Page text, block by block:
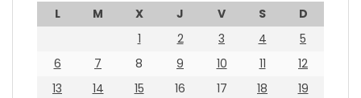
L M X J V S
D
1
2 3 4
5
6
7 8 9 10 11
12
13
14 15 16 17 18
19